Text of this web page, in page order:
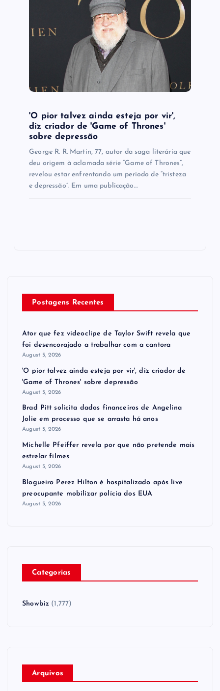
'O pior talvez ainda esteja por vir',
diz criador de 'Game of Thrones'
sobre depressão
George R. R. Martin, 77, autor da saga literária que
deu origem à aclamada série “Game of Thrones”,
revelou estar enfrentando um período de “tristeza
e depressão”. Em uma publicação…
Postagens Recentes
Ator que fez videoclipe de Taylor Swift revela que
foi desencorajado a trabalhar com a cantora
August 5, 2026
'O pior talvez ainda esteja por vir', diz criador de
'Game of Thrones' sobre depressão
August 5, 2026
Brad Pitt solicita dados financeiros de Angelina
Jolie em processo que se arrasta há anos
August 5, 2026
Michelle Pfeiffer revela por que não pretende mais
estrelar filmes
August 5, 2026
Blogueiro Perez Hilton é hospitalizado após live
preocupante mobilizar polícia dos EUA
August 5, 2026
Categorias
Showbiz (1,777)
Arquivos